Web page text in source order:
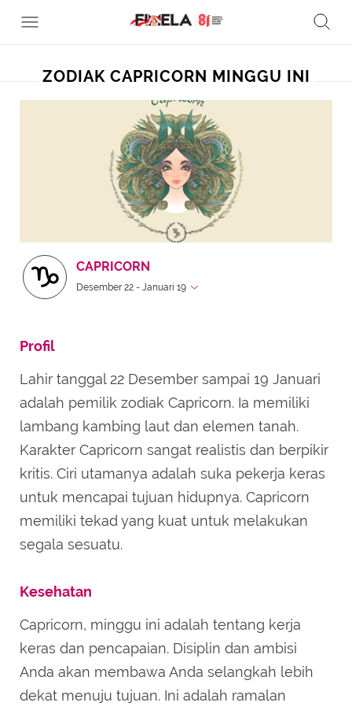
ZODIAK CAPRICORN MINGGU INI
CAPRICORN
Desember 22 - Januari 19
Profil
Lahir tanggal 22 Desember sampai 19 Januari
adalah pemilik zodiak Capricorn. Ia memiliki
lambang kambing laut dan elemen tanah.
Karakter Capricorn sangat realistis dan berpikir
kritis. Ciri utamanya adalah suka pekerja keras
untuk mencapai tujuan hidupnya. Capricorn
memiliki tekad yang kuat untuk melakukan
segala sesuatu.
Kesehatan
Capricorn, minggu ini adalah tentang kerja
keras dan pencapaian. Disiplin dan ambisi
Anda akan membawa Anda selangkah lebih
dekat menuju tujuan. Ini adalah ramalan